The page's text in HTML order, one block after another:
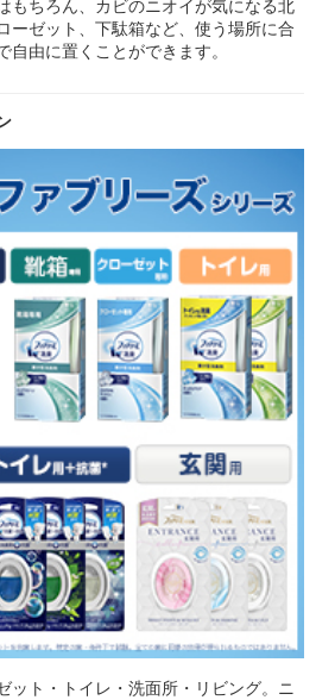
もちろん、カビのニオイが気になる北
ーゼット、下駄箱など、使う場所に合
由に置くことができます。
ット・トイレ・洗面所・リビング。ニ